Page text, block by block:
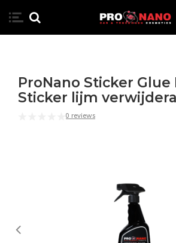
ProNano Sticker Glue
Sticker lijm
0 reviews